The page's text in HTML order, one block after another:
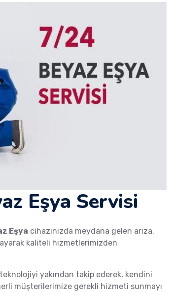
Eşya Servisi
Eşya cihazınızda meydana gelen arıza,
kaliteli hizmetlerimizden
yakından takip ederek, kendini
müşterilerimize gerekli hizmeti sunmayı